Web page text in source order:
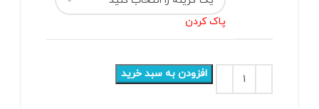
پاک کردن
افزودن به سبد خرید